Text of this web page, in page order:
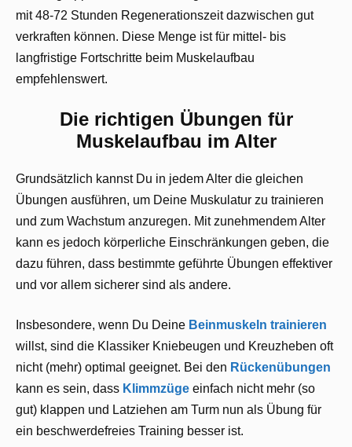
mit 48-72 Stunden Regenerationszeit dazwischen gut
verkraften können. Diese Menge ist für mittel- bis
langfristige Fortschritte beim Muskelaufbau
empfehlenswert.
Die richtigen Übungen für
Muskelaufbau im Alter
Grundsätzlich kannst Du in jedem Alter die gleichen
Übungen ausführen, um Deine Muskulatur zu trainieren
und zum Wachstum anzuregen. Mit zunehmendem Alter
kann es jedoch körperliche Einschränkungen geben, die
dazu führen, dass bestimmte geführte Übungen effektiver
und vor allem sicherer sind als andere.
Insbesondere, wenn Du Deine Beinmuskeln trainieren
willst, sind die Klassiker Kniebeugen und Kreuzheben oft
nicht (mehr) optimal geeignet. Bei den Rückenübungen
kann es sein, dass Klimmzüge einfach nicht mehr (so
gut) klappen und Latziehen am Turm nun als Übung für
ein beschwerdefreies Training besser ist.